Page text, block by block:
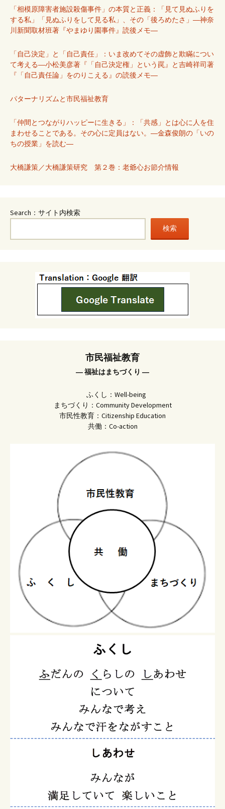
「相模原障害者施設殺傷事件」の本質と正義：「見て見ぬふりを
する私」「見ぬふりをして見る私」、その「後ろめたさ」―神奈
川新聞取材班著『やまゆり園事件』読後メモ―
「自己決定」と「自己責任」：いま改めてその虚飾と欺瞞につい
て考える―小松美彦著『「自己決定権」という罠』と吉崎祥司著
『「自己責任論」をのりこえる』の読後メモ―
パターナリズムと市民福祉教育
「仲間とつながりハッピーに生きる」：「共感」とは心に人を住
まわせることである。その心に定員はない。―金森俊朗の「いの
ちの授業」を読む―
大橋謙策／大橋謙策研究 第２巻：老爺心お節介情報
Search：サイト内検索
検索
市民福祉教育
― 福祉はまちづくり ―
ふくし：Well-being
まちづくり：Community Development
市民性教育：Citizenship Education
共働：Co-action